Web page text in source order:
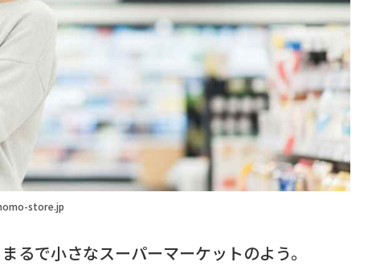
store.jp
るで小さなスーパーマーケットのよう。